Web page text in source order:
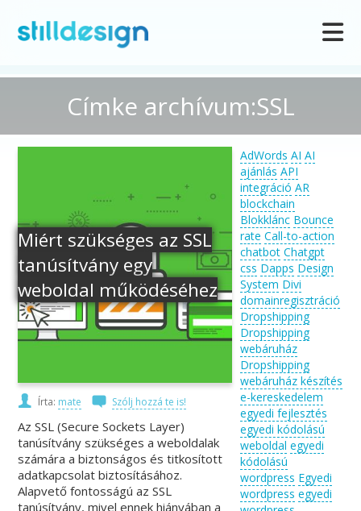
Címke archívum:SSL
Miért szükséges az SSL
tanúsítvány egy
weboldal működéséhez
Írta: mate Szólj hozzá te is!
Az SSL (Secure Sockets Layer)
tanúsítvány szükséges a weboldalak
számára a biztonságos és titkosított
adatkapcsolat biztosításához.
Alapvető fontosságú az SSL
tanúsítvány, mivel ennek hiányában a
AdWords AI AI
ajánlás API
integráció AR
blockchain
Blokklánc Bounce
rate Call-to-action
chatbot Chatgpt
css Dapps Design
System Divi
domainregisztráció
Dropshipping
Dropshipping
webáruház
Dropshipping
webáruház készítés
e-kereskedelem
egyedi fejlesztés
egyedi kódolású
weboldal egyedi
kódolású
wordpress Egyedi
wordpress egyedi